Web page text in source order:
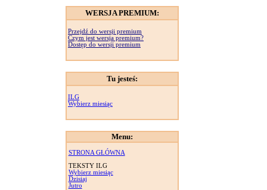
WERSJA PREMIUM:
Przejdź do wersji premium
Czym jest wersja premium?
Dostęp do wersji premium
Tu jesteś:
ILG
Wybierz miesiąc
Menu:
STRONA GŁÓWNA
TEKSTY ILG
Wybierz miesiąc
Dzisiaj
Jutro